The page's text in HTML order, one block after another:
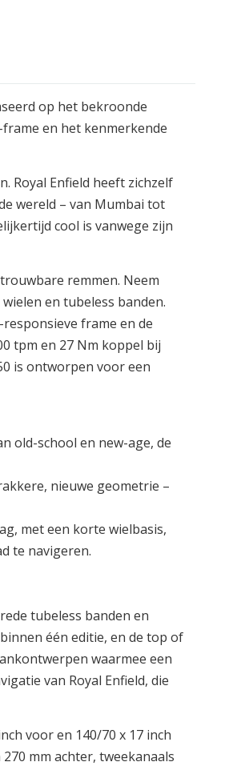
op het bekroonde
en het kenmerkende
Royal Enfield heeft zichzelf
wereld – van Mumbai tot
cool is vanwege zijn
remmen. Neem
en tubeless banden.
frame en de
tpm en 27 Nm koppel bij
is ontworpen voor een
old-school en new-age, de
nieuwe geometrie –
met een korte wielbasis,
te navigeren.
tubeless banden en
één editie, en de top of
waarmee een
van Royal Enfield, die
voor en 140/70 x 17 inch
mm achter, tweekanaals